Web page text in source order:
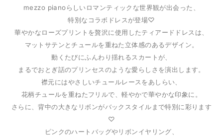
mezzo pianoらしいロマンティックな世界観が出会った、
特別なコラボドレスが登場♡
華やかなローズプリントを贅沢に使用したティアードドレスは、
マットサテンとチュールを重ねた立体感のあるデザイン。
動くたびにふんわり揺れるスカートが、
まるでおとぎ話のプリンセスのような愛らしさを演出します。
襟元にはやさしいチュールレースをあしらい、
花柄チュールを重ねたフリルで、軽やかで華やかな印象に。
さらに、背中の大きなリボンがバックスタイルまで特別に彩ります
♡
ピンクのハートバッグやリボンイヤリング、